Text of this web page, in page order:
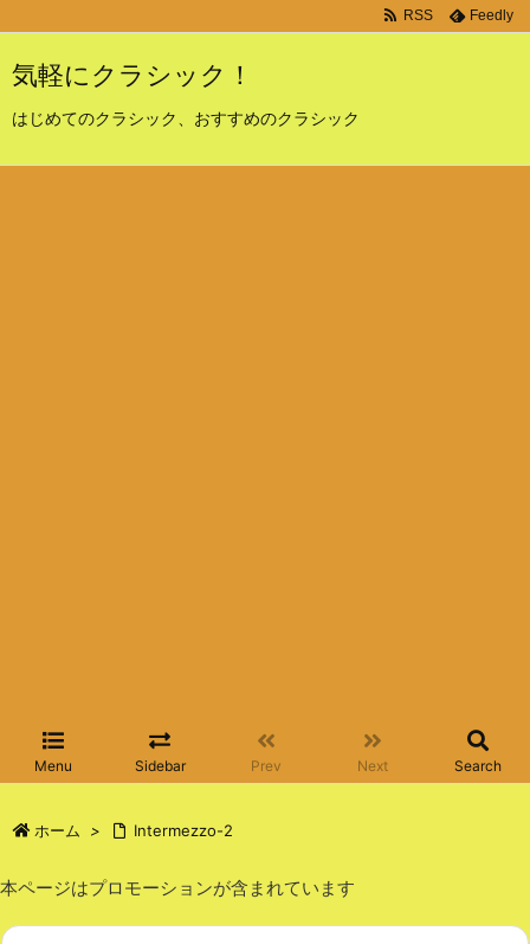
気軽にクラシック！
はじめてのクラシック、おすすめのクラシック
Menu Sidebar Prev Next Search
RSS Feedly
ホーム > Intermezzo-2
本ページはプロモーションが含まれています